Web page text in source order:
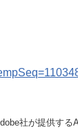
社が提供する